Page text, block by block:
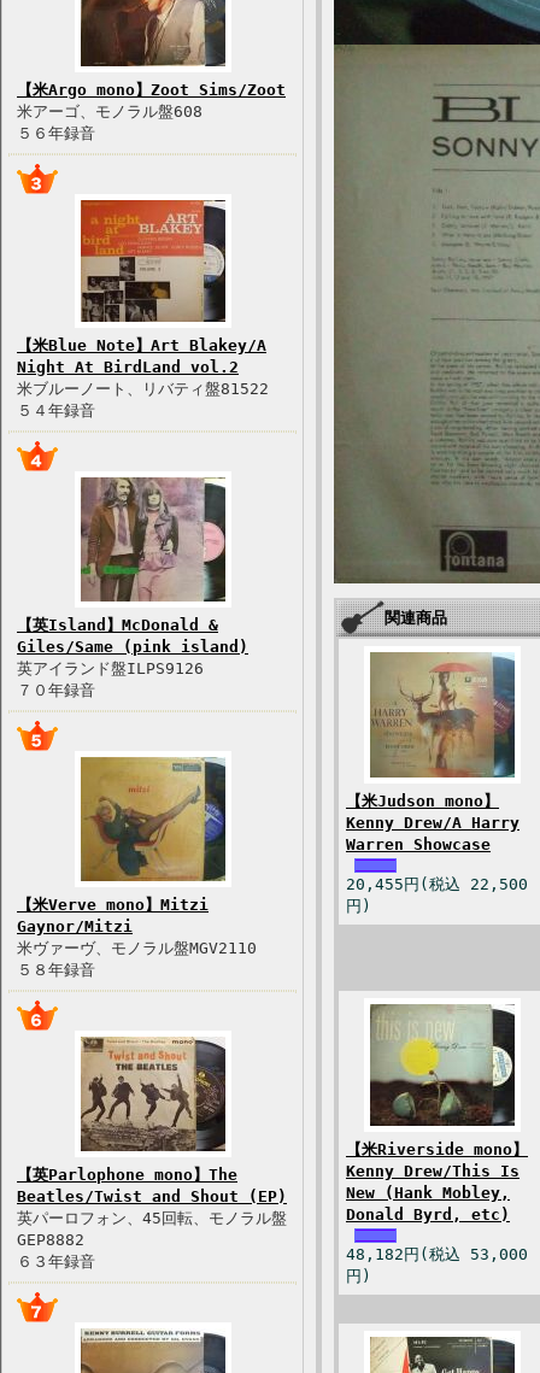
【米Argo mono】Zoot Sims/Zoot
米アーゴ、モノラル盤608
５６年録音
【米Blue Note】Art Blakey/A
Night At BirdLand vol.2
米ブルーノート、リバティ盤81522
５４年録音
【英Island】McDonald &
Giles/Same (pink island)
英アイランド盤ILPS9126
７０年録音
【米Verve mono】Mitzi
Gaynor/Mitzi
米ヴァーヴ、モノラル盤MGV2110
５８年録音
【英Parlophone mono】The
Beatles/Twist and Shout (EP)
英パーロフォン、45回転、モノラル盤
GEP8882
６３年録音
関連商品
【米Judson mono】
Kenny Drew/A Harry
Warren Showcase
20,455円(税込 22,500
円)
【米Riverside mono】
Kenny Drew/This Is
New (Hank Mobley,
Donald Byrd, etc)
48,182円(税込 53,000
円)